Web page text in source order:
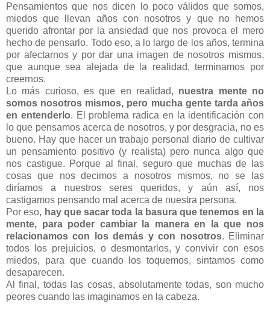
Pensamientos que nos dicen lo poco válidos que somos,
miedos que llevan años con nosotros y que no hemos
querido afrontar por la ansiedad que nos provoca el mero
hecho de pensarlo. Todo eso, a lo largo de los años, termina
por afectarnos y por dar una imagen de nosotros mismos,
que aunque sea alejada de la realidad, terminamos por
creernos.
Lo más curioso, es que en realidad, nuestra mente no
somos nosotros mismos, pero mucha gente tarda años
en entenderlo. El problema radica en la identificación con
lo que pensamos acerca de nosotros, y por desgracia, no es
bueno. Hay que hacer un trabajo personal diario de cultivar
un pensamiento positivo (y realista) pero nunca algo que
nos castigue. Porque al final, seguro que muchas de las
cosas que nos decimos a nosotros mismos, no se las
diríamos a nuestros seres queridos, y aún así, nos
castigamos pensando mal acerca de nuestra persona.
Por eso, hay que sacar toda la basura que tenemos en la
mente, para poder cambiar la manera en la que nos
relacionamos con los demás y con nosotros. Eliminar
todos los prejuicios, o desmontarlos, y convivir con esos
miedos, para que cuando los toquemos, sintamos como
desaparecen.
Al final, todas las cosas, absolutamente todas, son mucho
peores cuando las imaginamos en la cabeza.